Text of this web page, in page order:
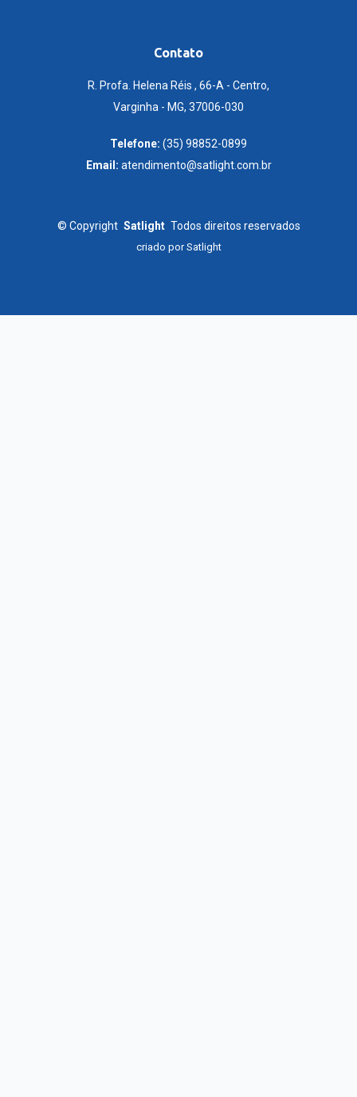
Contato
R. Profa. Helena Réis , 66-A - Centro,
Varginha - MG, 37006-030
Telefone: (35) 98852-0899
Email: atendimento@satlight.com.br
© Copyright Satlight Todos direitos reservados
criado porSatlight